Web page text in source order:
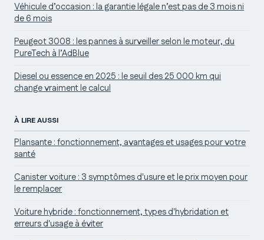
Véhicule d’occasion : la garantie légale n’est pas de 3 mois ni
de 6 mois
Peugeot 3008 : les pannes à surveiller selon le moteur, du
PureTech à l’AdBlue
Diesel ou essence en 2025 : le seuil des 25 000 km qui
change vraiment le calcul
À LIRE AUSSI
Plansante : fonctionnement, avantages et usages pour votre
santé
Canister voiture : 3 symptômes d'usure et le prix moyen pour
le remplacer
Voiture hybride : fonctionnement, types d'hybridation et
erreurs d'usage à éviter